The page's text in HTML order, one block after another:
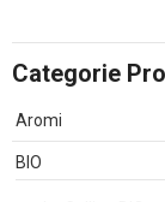
Categorie
Aromi
BIO